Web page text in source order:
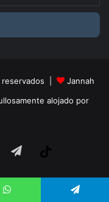
reservados |
Jannah
alojado por
Telegram